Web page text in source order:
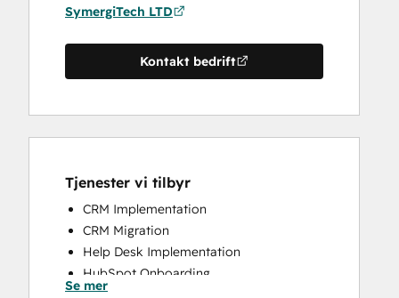
SymergiTech LTD
Kontakt bedrift
Tjenester vi tilbyr
CRM Implementation
CRM Migration
Help Desk Implementation
HubSpot Onboarding
Knowledge Base Development
Se mer